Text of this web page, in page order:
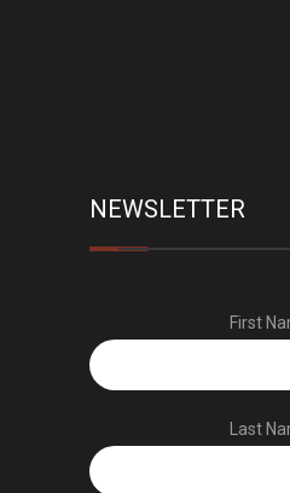
NEWSLETTER
First
Last